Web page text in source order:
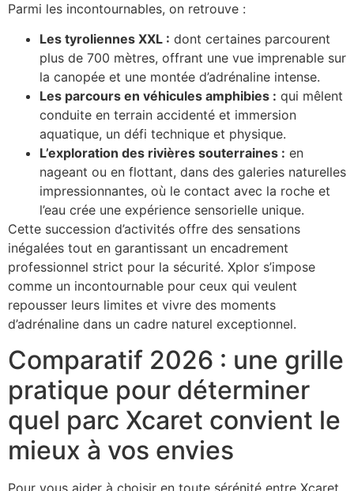
Parmi les incontournables, on retrouve :
Les tyroliennes XXL : dont certaines parcourent
plus de 700 mètres, offrant une vue imprenable sur
la canopée et une montée d’adrénaline intense.
Les parcours en véhicules amphibies : qui mêlent
conduite en terrain accidenté et immersion
aquatique, un défi technique et physique.
L’exploration des rivières souterraines : en
nageant ou en flottant, dans des galeries naturelles
impressionnantes, où le contact avec la roche et
l’eau crée une expérience sensorielle unique.
Cette succession d’activités offre des sensations
inégalées tout en garantissant un encadrement
professionnel strict pour la sécurité. Xplor s’impose
comme un incontournable pour ceux qui veulent
repousser leurs limites et vivre des moments
d’adrénaline dans un cadre naturel exceptionnel.
Comparatif 2026 : une grille
pratique pour déterminer
quel parc Xcaret convient le
mieux à vos envies
Pour vous aider à choisir en toute sérénité entre Xcaret,